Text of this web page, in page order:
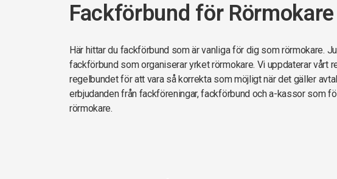
Fackförbund för Rörmokare
Här hittar du fackförbund som är vanliga för dig som rörmokare.
fackförbund som organiserar yrket rörmokare. Vi uppdaterar vårt
regelbundet för att vara så korrekta som möjligt när det gäller
erbjudanden från fackföreningar, fackförbund och a-kassor som
rörmokare.